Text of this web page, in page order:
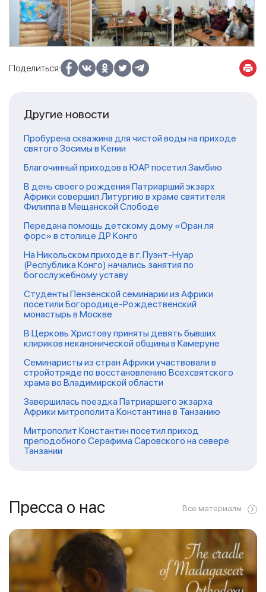
Поделиться:
Другие новости
Пробурена скважина для чистой воды на приходе
святого Зосимы в Кении
Благочинный приходов в ЮАР посетил Замбию
В день своего рождения Патриарший экзарх
Африки совершил Литургию в храме святителя
Филиппа в Мещанской Слободе
Передана помощь детскому дому «Оран ля
форс» в столице ДР Конго
На Никольском приходе в г. Пуэнт-Нуар
(Республика Конго) начались занятия по
богослужебному уставу
Студенты Пензенской семинарии из Африки
посетили Богородице-Рождественский
монастырь в Москве
В Церковь Христову приняты девять бывших
клириков неканонической общины в Камеруне
Семинаристы из стран Африки участвовали в
стройотряде по восстановлению Всехсвятского
храма во Владимирской области
Завершилась поездка Патриаршего экзарха
Африки митрополита Константина в Танзанию
Митрополит Константин посетил приход
преподобного Серафима Саровского на севере
Танзании
Пресса о нас Все материалы